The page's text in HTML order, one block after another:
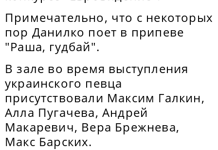
Примечательно, что с некоторых
пор Данилко поет в припеве
"Раша, гудбай".
В зале во время выступления
украинского певца
присутствовали Максим Галкин,
Алла Пугачева, Андрей
Макаревич, Вера Брежнева,
Макс Барских.